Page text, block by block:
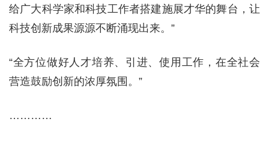
给广大科学家和科技工作者搭建施展才华的舞台，让
科技创新成果源源不断涌现出来。”
“全方位做好人才培养、引进、使用工作，在全社会
营造鼓励创新的浓厚氛围。”
…………